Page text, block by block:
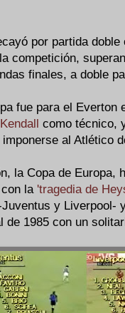
por partida
competición,
finales, a doble
fue para el Everton
como técnico,
al Atlético
la Copa de Europa,
la 'tragedia de
y Liverpool-
de 1985 con un